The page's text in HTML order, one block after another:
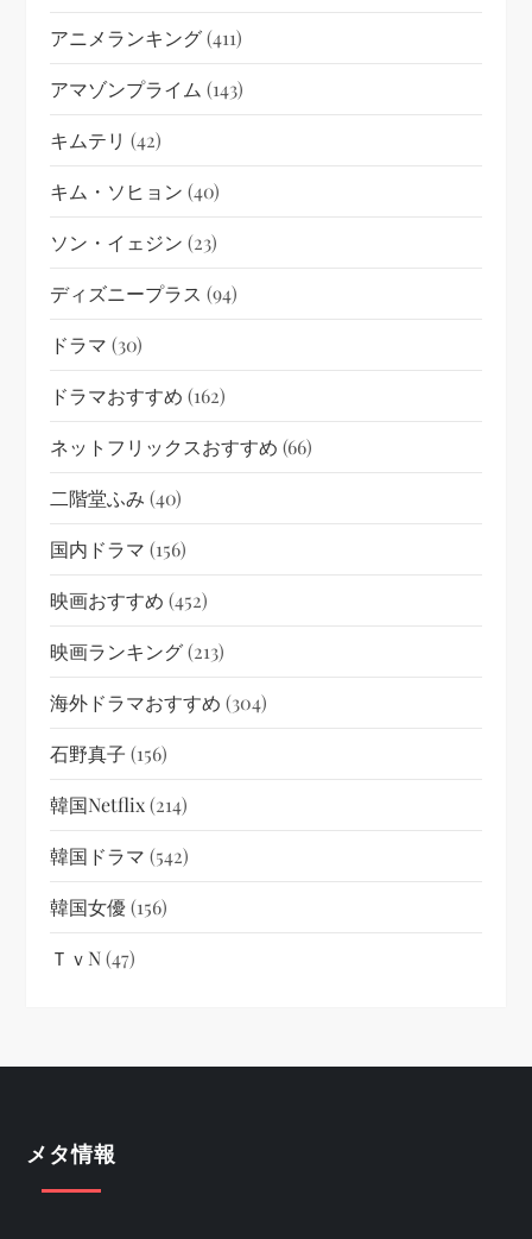
アニメランキング(411)
アマゾンプライム (143)
キムテリ (42)
キム・ソヒョン (40)
ソン・イェジン (23)
ディズニープラス (94)
ドラマ (30)
ドラマおすすめ (162)
ネットフリックスおすすめ (66)
二階堂ふみ (40)
国内ドラマ (156)
映画おすすめ (452)
映画ランキング(213)
海外ドラマおすすめ (304)
石野真子 (156)
韓国netflix(214)
韓国ドラマ (542)
韓国女優(156)
ＴｖN(47)
メタ情報